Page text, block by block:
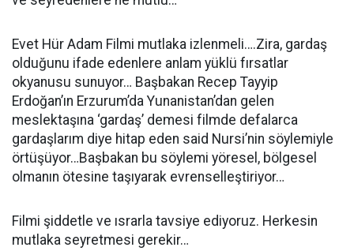
Evet Hür Adam Filmi mutlaka izlenmeli….Zira, gardaş
olduğunu ifade edenlere anlam yüklü fırsatlar
okyanusu sunuyor… Başbakan Recep Tayyip
Erdoğan’ın Erzurum’da Yunanistan’dan gelen
meslektaşına ‘gardaş’ demesi filmde defalarca
gardaşlarım diye hitap eden said Nursi’nin söylemiyle
örtüşüyor…Başbakan bu söylemi yöresel, bölgesel
olmanın ötesine taşıyarak evrenselleştiriyor…
Filmi şiddetle ve ısrarla tavsiye ediyoruz. Herkesin
mutlaka seyretmesi gerekir…